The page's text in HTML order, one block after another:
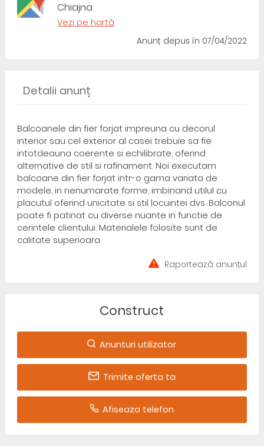
Chiajna
Vezi pe hartă
Anunț depusîn 07/04/2022
Detalii anunț
Balcoanele din fier forjat impreuna cu decorul
interior sau cel exterior al casei trebuie sa fie
intotdeauna coerente si echilibrate, oferind
alternative de stil si rafinament. Noi executam
balcoane din fier forjat intr-o gama variata de
modele, in nenumarate forme, imbinand utilul cu
placutul oferind unicitate si stil locuintei dvs. Balconul
poate fi patinat cu diverse nuante in functie de
cerintele clientului. Materialele folosite sunt de
calitate superioara.
Raportează anunțul
Construct
Anunturi utilizator
Trimite oferta ta
Afiseaza telefon